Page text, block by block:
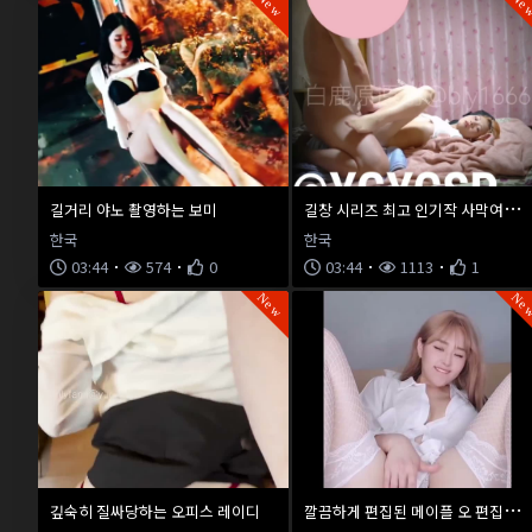
길거리 야노 촬영하는 보미
한국
03:44
574 0
길
창 시리즈 최고 인기작 사막여우녀 1탄
한국
03:44
1113 1
New
깊숙히 질싸당하는 오피스 레이디
깔
끔하게 편집된 메이플 오 편집합본 2